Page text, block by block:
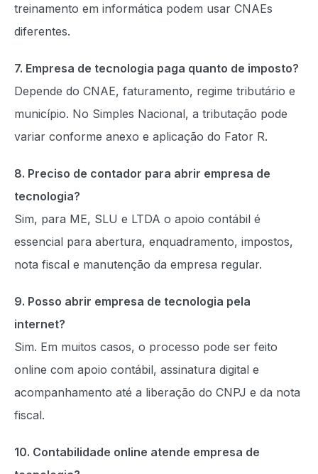
treinamento em informática podem usar CNAEs
diferentes.
7. Empresa de tecnologia paga quanto de imposto?
Depende do CNAE, faturamento, regime tributário e
município. No Simples Nacional, a tributação pode
variar conforme anexo e aplicação do Fator R.
8. Preciso de contador para abrir empresa de
tecnologia?
Sim, para ME, SLU e LTDA o apoio contábil é
essencial para abertura, enquadramento, impostos,
nota fiscal e manutenção da empresa regular.
9. Posso abrir empresa de tecnologia pela
internet?
Sim. Em muitos casos, o processo pode ser feito
online com apoio contábil, assinatura digital e
acompanhamento até a liberação do CNPJ e da nota
fiscal.
10. Contabilidade online atende empresa de